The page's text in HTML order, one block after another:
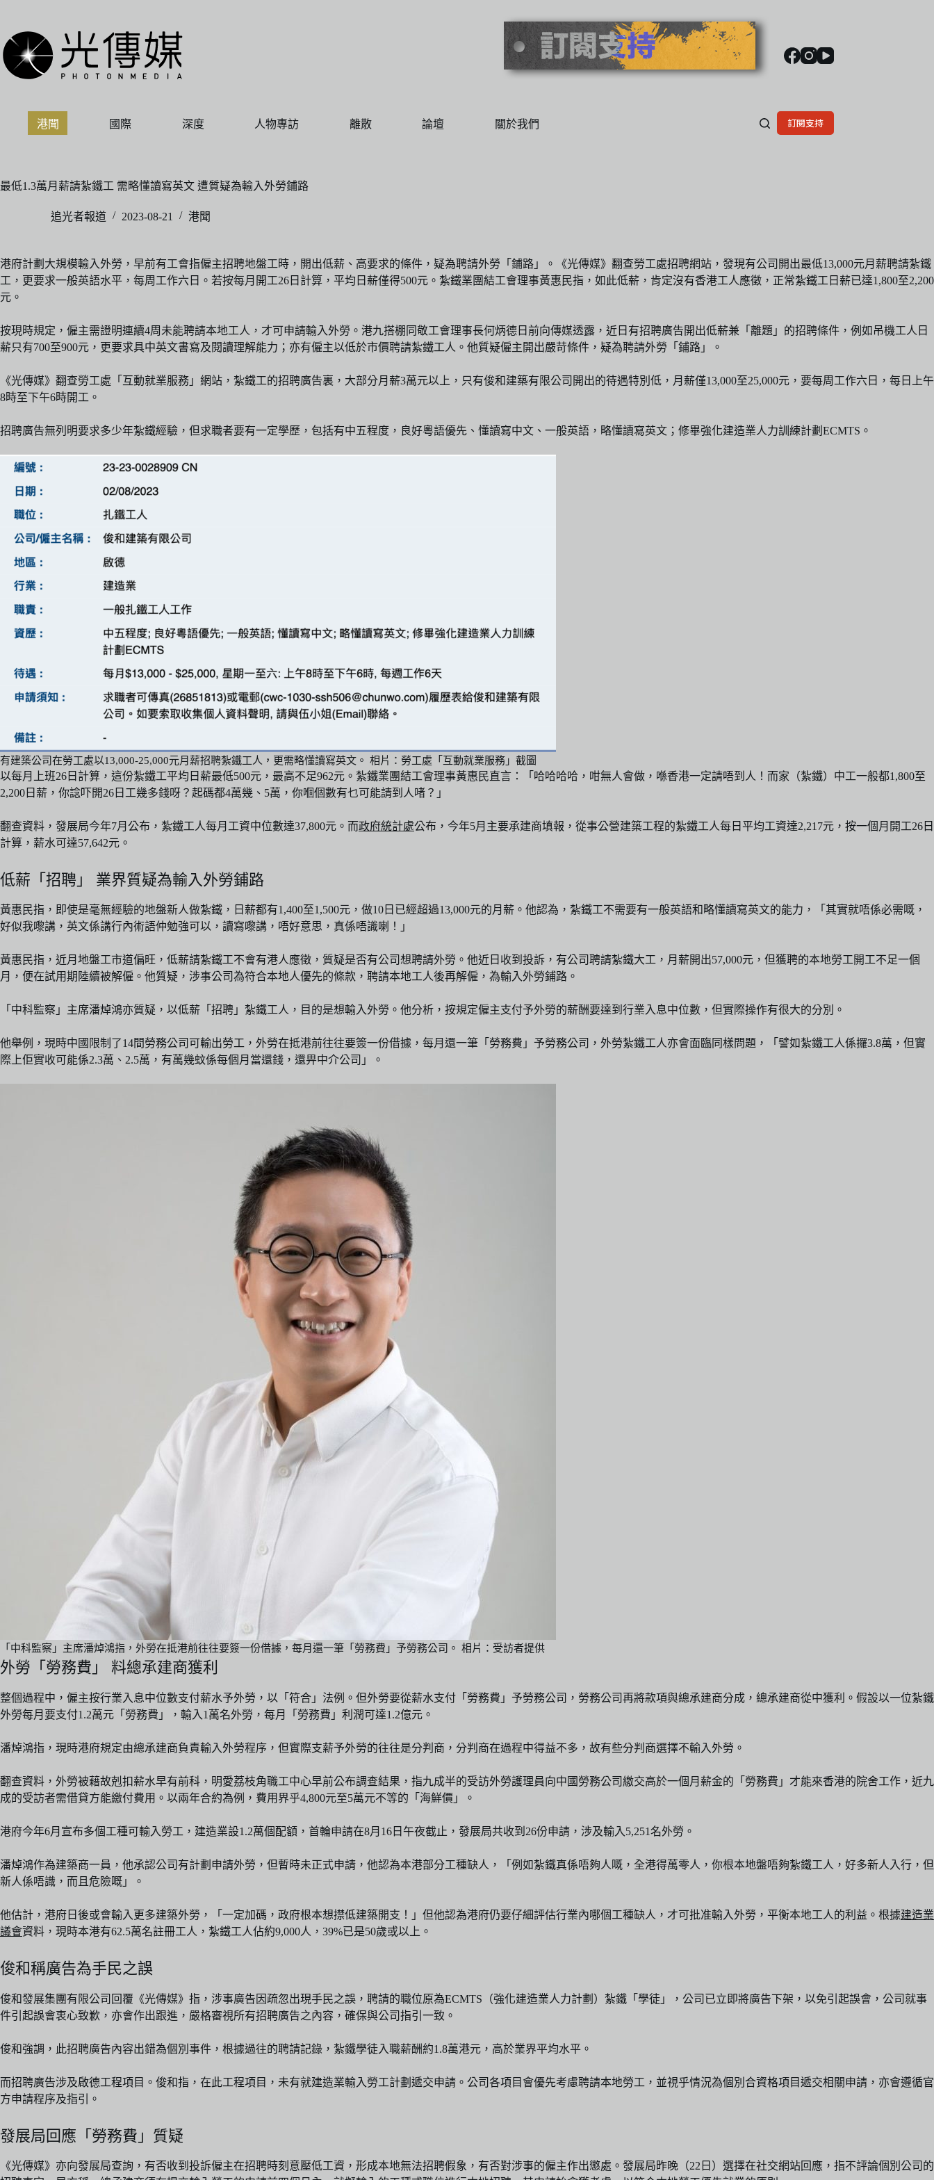
主
要
內
港聞 國際 深度 人物專訪 離散 論壇 關於我們 訂閱支持
最低1.3萬月薪請紮鐵工 需略懂讀寫英文 遭質疑為輸入外勞鋪路
追光者報道 2023-08-21 港聞
港府計劃大規模輸入外勞，早前有工會指僱主招聘地盤工時，開出低薪、高要求的條件，疑為聘請外勞「鋪路」。《光傳媒》翻查勞工處招聘網站，發現有公司開出最低13,000元月薪聘請紮鐵
工，更要求一般英語水平，每周工作六日。若按每月開工26日計算，平均日薪僅得500元。紮鐵業團結工會理事黃惠民指，如此低薪，肯定沒有香港工人應徵，正常紮鐵工日薪已達1,800至2,200
元。
按現時規定，僱主需證明連續4周未能聘請本地工人，才可申請輸入外勞。港九搭棚同敬工會理事長何炳德日前向傳媒透露，近日有招聘廣告開出低薪兼「離題」的招聘條件，例如吊機工人日
薪只有700至900元，更要求具中英文書寫及閱讀理解能力；亦有僱主以低於市價聘請紮鐵工人。他質疑僱主開出嚴苛條件，疑為聘請外勞「鋪路」。
《光傳媒》翻查勞工處「互動就業服務」網站，紮鐵工的招聘廣告裏，大部分月薪3萬元以上，只有俊和建築有限公司開出的待遇特別低，月薪僅13,000至25,000元，要每周工作六日，每日上午
8時至下午6時開工。
招聘廣告無列明要求多少年紮鐵經驗，但求職者要有一定學歷，包括有中五程度，良好粵語優先、懂讀寫中文、一般英語，略懂讀寫英文；修畢強化建造業人力訓練計劃ECMTS。
有建築公司在勞工處以13,000-25,000元月薪招聘紮鐵工人，更需略懂讀寫英文。 相片：勞工處「互動就業服務」截圖
以每月上班26日計算，這份紮鐵工平均日薪最低500元，最高不足962元。紮鐵業團結工會理事黃惠民直言：「哈哈哈哈，咁無人會做，喺香港一定請唔到人！而家（紮鐵）中工一般都1,800至
2,200日薪，你諗吓開26日工幾多錢呀？起碼都4萬幾、5萬，你嗰個數有乜可能請到人啫？」
翻查資料，發展局今年7月公布，紮鐵工人每月工資中位數達37,800元。而政府統計處公布，今年5月主要承建商填報，從事公營建築工程的紮鐵工人每日平均工資達2,217元，按一個月開工26日
計算，薪水可達57,642元。
低薪「招聘」 業界質疑為輸入外勞鋪路
黃惠民指，即使是毫無經驗的地盤新人做紮鐵，日薪都有1,400至1,500元，做10日已經超過13,000元的月薪。他認為，紮鐵工不需要有一般英語和略懂讀寫英文的能力，「其實就唔係必需嘅，
好似我嚟講，英文係講行內術語仲勉強可以，讀寫嚟講，唔好意思，真係唔識喇！」
黃惠民指，近月地盤工市道偏旺，低薪請紮鐵工不會有港人應徵，質疑是否有公司想聘請外勞。他近日收到投訴，有公司聘請紮鐵大工，月薪開出57,000元，但獲聘的本地勞工開工不足一個
月，便在試用期陸續被解僱。他質疑，涉事公司為符合本地人優先的條款，聘請本地工人後再解僱，為輸入外勞鋪路。
「中科監察」主席潘焯鴻亦質疑，以低薪「招聘」紮鐵工人，目的是想輸入外勞。他分析，按規定僱主支付予外勞的薪酬要達到行業入息中位數，但實際操作有很大的分別。
他舉例，現時中國限制了14間勞務公司可輸出勞工，外勞在抵港前往往要簽一份借據，每月還一筆「勞務費」予勞務公司，外勞紮鐵工人亦會面臨同樣問題，「譬如紮鐵工人係攞3.8萬，但實
際上佢實收可能係2.3萬、2.5萬，有萬幾蚊係每個月當還錢，還畀中介公司」。
「中科監察」主席潘焯鴻指，外勞在抵港前往往要簽一份借據，每月還一筆「勞務費」予勞務公司。 相片：受訪者提供
外勞「勞務費」 料總承建商獲利
整個過程中，僱主按行業入息中位數支付薪水予外勞，以「符合」法例。但外勞要從薪水支付「勞務費」予勞務公司，勞務公司再將款項與總承建商分成，總承建商從中獲利。假設以一位紮鐵
外勞每月要支付1.2萬元「勞務費」，輸入1萬名外勞，每月「勞務費」利潤可達1.2億元。
潘焯鴻指，現時港府規定由總承建商負責輸入外勞程序，但實際支薪予外勞的往往是分判商，分判商在過程中得益不多，故有些分判商選擇不輸入外勞。
翻查資料，外勞被藉故剋扣薪水早有前科，明愛荔枝角職工中心早前公布調查結果，指九成半的受訪外勞護理員向中國勞務公司繳交高於一個月薪金的「勞務費」才能來香港的院舍工作，近九
成的受訪者需借貸方能繳付費用。以兩年合約為例，費用界乎4,800元至5萬元不等的「海鮮價」。
港府今年6月宣布多個工種可輸入勞工，建造業設1.2萬個配額，首輪申請在8月16日午夜截止，發展局共收到26份申請，涉及輸入5,251名外勞。
潘焯鴻作為建築商一員，他承認公司有計劃申請外勞，但暫時未正式申請，他認為本港部分工種缺人，「例如紮鐵真係唔夠人嘅，全港得萬零人，你根本地盤唔夠紮鐵工人，好多新人入行，但
新人係唔識，而且危險嘅」。
他估計，港府日後或會輸入更多建築外勞，「一定加碼，政府根本想㩒低建築開支！」但他認為港府仍要仔細評估行業內哪個工種缺人，才可批准輸入外勞，平衡本地工人的利益。根據建造業
議會資料，現時本港有62.5萬名註冊工人，紮鐵工人佔約9,000人，39%已是50歲或以上。
俊和稱廣告為手民之誤
俊和發展集團有限公司回覆《光傳媒》指，涉事廣告因疏忽出現手民之誤，聘請的職位原為ECMTS（強化建造業人力計劃）紮鐵「學徒」，公司已立即將廣告下架，以免引起誤會，公司就事
件引起誤會衷心致歉，亦會作出跟進，嚴格審視所有招聘廣告之內容，確保與公司指引一致。
俊和強調，此招聘廣告內容出錯為個別事件，根據過往的聘請記錄，紮鐵學徒入職薪酬約1.8萬港元，高於業界平均水平。
而招聘廣告涉及啟德工程項目。俊和指，在此工程項目，未有就建造業輸入勞工計劃遞交申請。公司各項目會優先考慮聘請本地勞工，並視乎情況為個別合資格項目遞交相關申請，亦會遵循官
方申請程序及指引。
發展局回應「勞務費」質疑
《光傳媒》亦向發展局查詢，有否收到投訴僱主在招聘時刻意壓低工資，形成本地無法招聘假象，有否對涉事的僱主作出懲處。發展局昨晚（22日）選擇在社交網站回應，指不評論個別公司的